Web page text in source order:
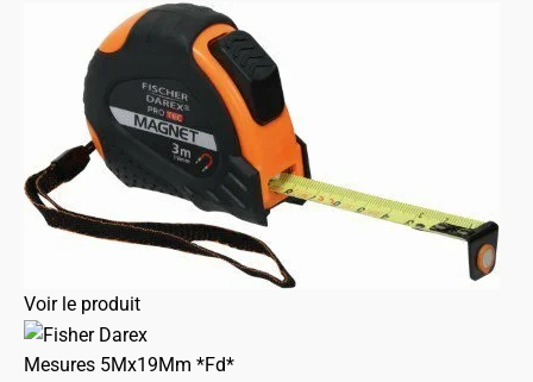
Voir le produit
Mesures 5Mx19Mm *Fd*